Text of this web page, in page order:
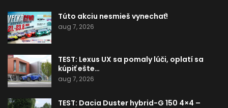
Túto akciu nesmieš vynechať!
aug 7, 2026
TEST: Lexus UX sa pomaly lúči, oplatí sa
kúpiť ešte…
aug 7, 2026
TEST: Dacia Duster hybrid-G 150 4×4 –